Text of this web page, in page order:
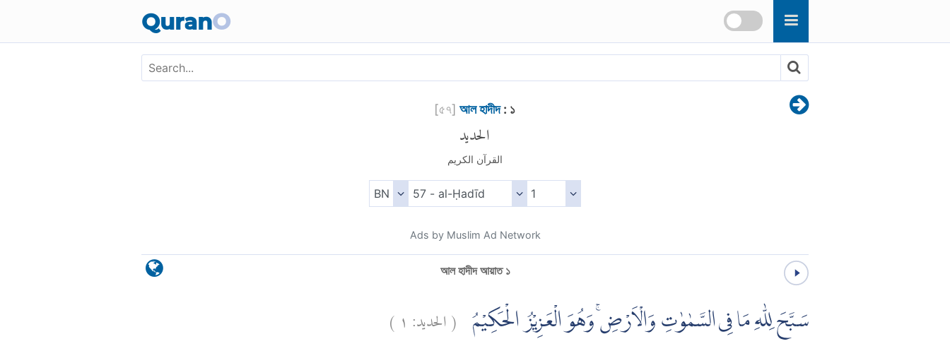
QuranO
[৫৭] আল হাদীদ: ১
الحديد
القرآن الكريم
Ads by Muslim Ad Network
আল হাদীদ আয়াত ১
سَبَّحَ لِلّٰهِ مَا فِى السَّمٰوٰتِ وَالْاَرْضِۚ وَهُوَ الْعَزِيْزُ الْحَكِيْمُ (الحديد: ١ )